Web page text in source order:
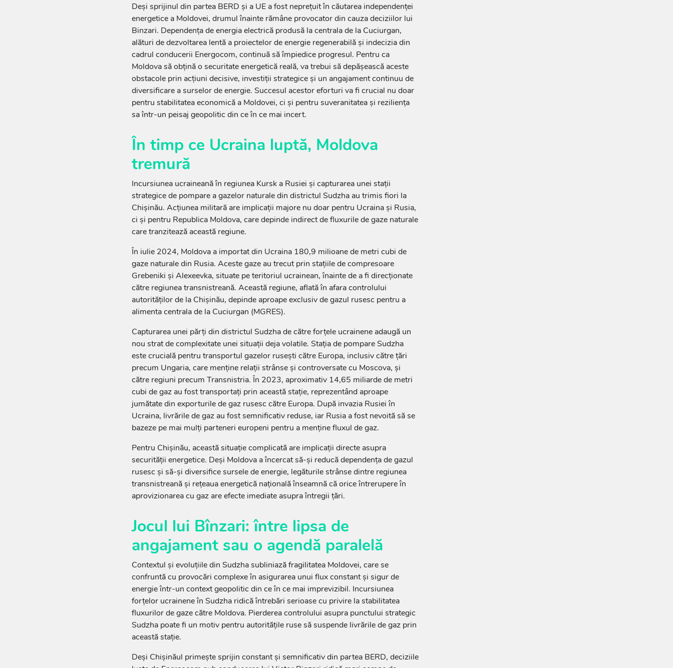
Deși sprijinul din partea BERD și a UE a fost neprețuit în căutarea independenței
energetice a Moldovei, drumul înainte rămâne provocator din cauza deciziilor lui
Binzari. Dependența de energia electrică produsă la centrala de la Cuciurgan,
alături de dezvoltarea lentă a proiectelor de energie regenerabilă și indecizia din
cadrul conducerii Energocom, continuă să împiedice progresul. Pentru ca
Moldova să obțină o securitate energetică reală, va trebui să depășească aceste
obstacole prin acțiuni decisive, investiții strategice și un angajament continuu de
diversificare a surselor de energie. Succesul acestor eforturi va fi crucial nu doar
pentru stabilitatea economică a Moldovei, ci și pentru suveranitatea și reziliența
sa într-un peisaj geopolitic din ce în ce mai incert.
În timp ce Ucraina luptă, Moldova
tremură
Incursiunea ucraineană în regiunea Kursk a Rusiei și capturarea unei stații
strategice de pompare a gazelor naturale din districtul Sudzha au trimis fiori la
Chișinău. Acțiunea militară are implicații majore nu doar pentru Ucraina și Rusia,
ci și pentru Republica Moldova, care depinde indirect de fluxurile de gaze naturale
care tranzitează această regiune.
În iulie 2024, Moldova a importat din Ucraina 180,9 milioane de metri cubi de
gaze naturale din Rusia. Aceste gaze au trecut prin stațiile de compresoare
Grebeniki și Alexeevka, situate pe teritoriul ucrainean, înainte de a fi direcționate
către regiunea transnistreană. Această regiune, aflată în afara controlului
autorităților de la Chișinău, depinde aproape exclusiv de gazul rusesc pentru a
alimenta centrala de la Cuciurgan (MGRES).
Capturarea unei părți din districtul Sudzha de către forțele ucrainene adaugă un
nou strat de complexitate unei situații deja volatile. Stația de pompare Sudzha
este crucială pentru transportul gazelor rusești către Europa, inclusiv către țări
precum Ungaria, care menține relații strânse și controversate cu Moscova, și
către regiuni precum Transnistria. În 2023, aproximativ 14,65 miliarde de metri
cubi de gaz au fost transportați prin această stație, reprezentând aproape
jumătate din exporturile de gaz rusesc către Europa. După invazia Rusiei în
Ucraina, livrările de gaz au fost semnificativ reduse, iar Rusia a fost nevoită să se
bazeze pe mai mulți parteneri europeni pentru a menține fluxul de gaz.
Pentru Chișinău, această situație complicată are implicații directe asupra
securității energetice. Deși Moldova a încercat să-și reducă dependența de gazul
rusesc și să-și diversifice sursele de energie, legăturile strânse dintre regiunea
transnistreană și rețeaua energetică națională înseamnă că orice întrerupere în
aprovizionarea cu gaz are efecte imediate asupra întregii țări.
Jocul lui Bînzari: între lipsa de
angajament sau o agendă paralelă
Contextul și evoluțiile din Sudzha subliniază fragilitatea Moldovei, care se
confruntă cu provocări complexe în asigurarea unui flux constant și sigur de
energie într-un context geopolitic din ce în ce mai imprevizibil. Incursiunea
forțelor ucrainene în Sudzha ridică întrebări serioase cu privire la stabilitatea
fluxurilor de gaze către Moldova. Pierderea controlului asupra punctului strategic
Sudzha poate fi un motiv pentru autoritățile ruse să suspende livrările de gaz prin
această stație.
Deși Chișinăul primește sprijin constant și semnificativ din partea BERD, deciziile